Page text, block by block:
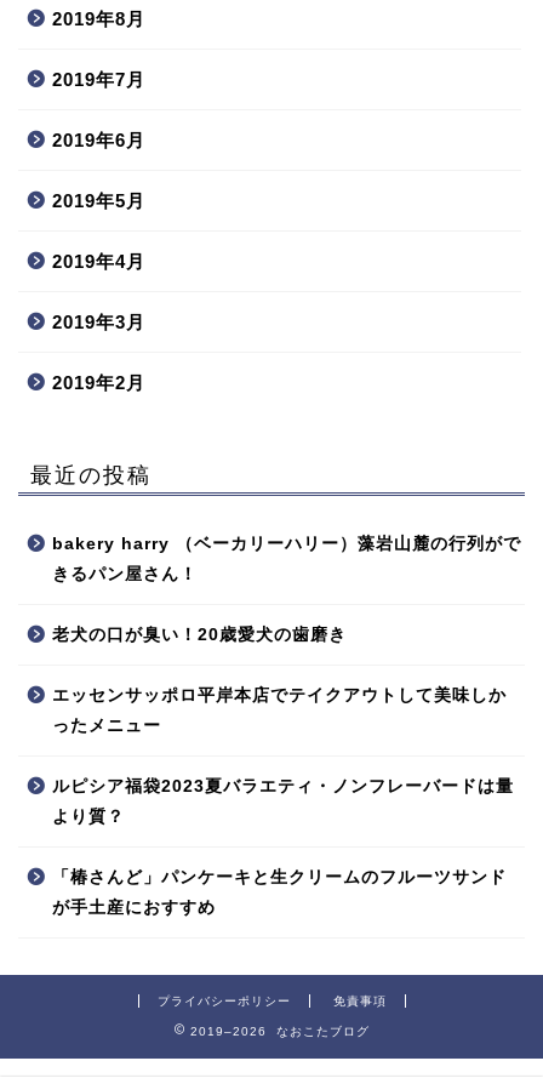
2019年8月
2019年7月
2019年6月
2019年5月
2019年4月
2019年3月
2019年2月
最近の投稿
bakery harry （ベーカリーハリー）藻岩山麓の行列がで
きるパン屋さん！
老犬の口が臭い！20歳愛犬の歯磨き
エッセンサッポロ平岸本店でテイクアウトして美味しか
ったメニュー
ルピシア福袋2023夏バラエティ・ノンフレーバードは量
より質？
「椿さんど」パンケーキと生クリームのフルーツサンド
が手土産におすすめ
プライバシーポリシー 免責事項
2019–2026 なおこたブログ